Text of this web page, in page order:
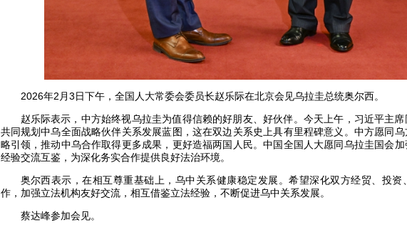
2026年2月3日下午，全国人大常委会委员长赵乐际在北京会见乌拉圭总统奥尔西。
赵乐际表示，中方始终视乌拉圭为值得信赖的好朋友、好伙伴。今天上午，习近平主席
共同规划中乌全面战略伙伴关系发展蓝图，这在双边关系史上具有里程碑意义。中方愿同
略引领，推动中乌合作取得更多成果，更好造福两国人民。中国全国人大愿同乌拉圭国会
经验交流互鉴，为深化务实合作提供良好法治环境。
奥尔西表示，在相互尊重基础上，乌中关系健康稳定发展。希望深化双方经贸、投资
作，加强立法机构友好交流，相互借鉴立法经验，不断促进乌中关系发展。
蔡达峰参加会见。